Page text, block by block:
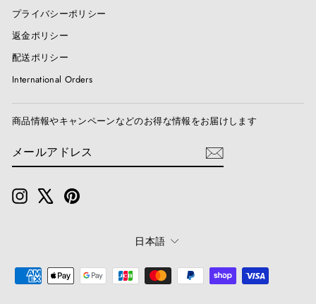
プライバシーポリシー
返金ポリシー
配送ポリシー
International Orders
商品情報やキャンペーンなどのお得な情報をお届けします
ー
ル
ド
レ
信
Instagram Pinterest
言
日本語